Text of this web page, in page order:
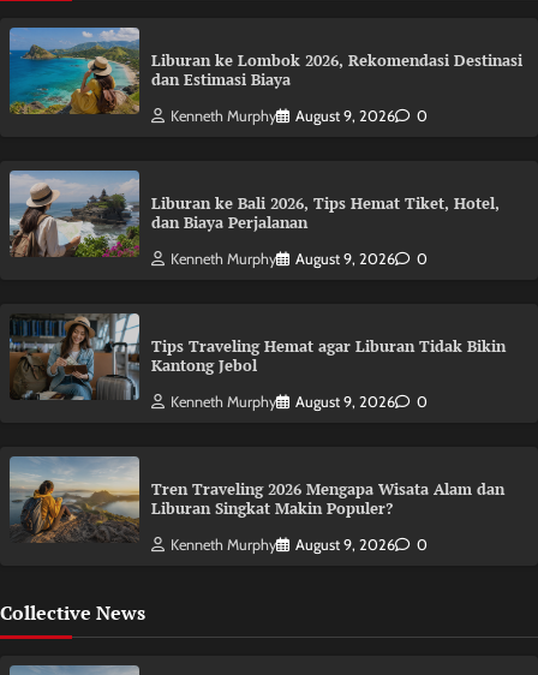
Liburan ke Lombok 2026, Rekomendasi Destinasi
dan Estimasi Biaya
Kenneth Murphy August 9, 2026 0
Liburan ke Bali 2026, Tips Hemat Tiket, Hotel,
dan Biaya Perjalanan
Kenneth Murphy August 9, 2026 0
Tips Traveling Hemat agar Liburan Tidak Bikin
Kantong Jebol
Kenneth Murphy August 9, 2026 0
Tren Traveling 2026 Mengapa Wisata Alam dan
Liburan Singkat Makin Populer?
Kenneth Murphy August 9, 2026 0
Collective News